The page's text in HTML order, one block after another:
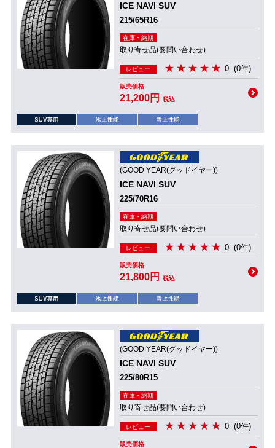
ICE NAVI SUV
215/65R16
在庫・納期
取り寄せ品(要問い合わせ)
レビュー 0 (0件)
販売価格
21,200円 税込
(GOOD YEAR(グッドイヤー))
ICE NAVI SUV
225/70R16
在庫・納期
取り寄せ品(要問い合わせ)
レビュー 0 (0件)
販売価格
21,800円 税込
(GOOD YEAR(グッドイヤー))
ICE NAVI SUV
225/80R15
在庫・納期
取り寄せ品(要問い合わせ)
レビュー 0 (0件)
販売価格